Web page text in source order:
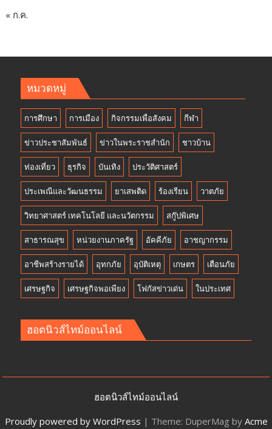
« ก.ค.
หมวดหมู่
การศึกษา การเมือง กิจกรรมเพื่อสังคม กีฬา
ข่าวประชาสัมพันธ์ ข่าวในพระราชสำนัก ชาวบ้าน
ท่องเที่ยว ธุรกิจ บันเทิง ประวัติศาสตร์
ประเพณีและวัฒนธรรม ยาเสพติด ร้องเรียน วาตภัย
วิทยาศาสตร์ เทคโนโลยี และนวัตกรรม สกู๊ปพิเศษ
สาธารณสุข หน่วยงานภาครัฐ อัคคีภัย อาชญากรรม
อาชีพสร้างรายได้ อุทกภัย อุบัติเหตุ เกษตร เตือนภัย
เศรษฐกิจ เศรษฐกิจพอเพียง โฟกัสข่าวเด่น ในประเทศ
ฮอตนิวส์ไทม์ออนไลน์
ฮอตนิวส์ไทม์ออนไลน์
Proudly powered by WordPress | Theme: DuperMag by Acme